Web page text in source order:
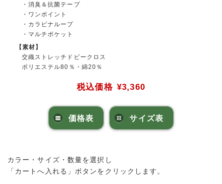
・消臭＆抗菌テープ
・ワンポイント
・カラビナループ
・マルチポケット
【素材】
交織ストレッチドビークロス
ポリエステル80％・綿20％
税込価格 ¥3,360
価格表 サイズ表
カラー・サイズ・数量を選択し
「カートへ入れる」ボタンをクリックします。